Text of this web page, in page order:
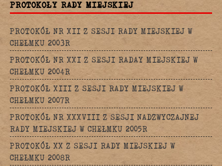
PROTOKOŁY RADY MIEJSKIEJ
PROTOKÓŁ NR XII Z SESJI RADY MIEJSKIEJ W
CHEŁMKU 2003R
PROTOKÓŁ NR XXI Z SESJI RADAY MIEJSKIEJ W
CHEŁMKU 2004R
PROTOKÓŁ XIII Z SESJI RADY MIEJSKIEJ W
CHEŁMKU 2007R
PROTOKÓŁ NR XXXVIII Z SESJI NADZWYCZAJNEJ
RADY MIEJSKIEJ W CHEŁMKU 2005R
PROTOKÓŁ XX Z SESJI RADY MIEJSKIEJ W
CHEŁMKU 2008R